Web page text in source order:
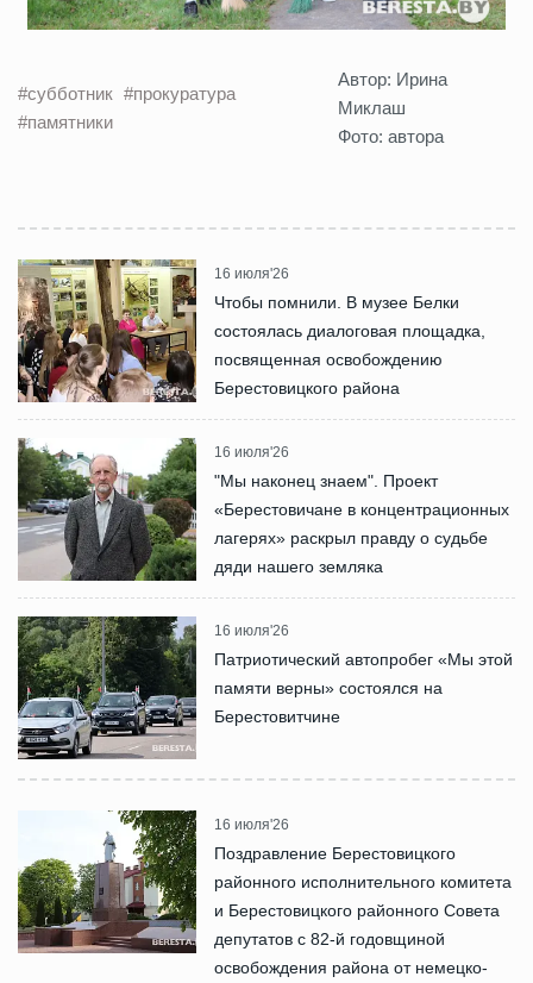
#субботник #прокуратура
#памятники
Автор: Ирина
Миклаш
Фото: автора
16 июля'26
Чтобы помнили. В музее Белки
состоялась диалоговая площадка,
посвященная освобождению
Берестовицкого района
16 июля'26
"Мы наконец знаем". Проект
«Берестовичане в концентрационных
лагерях» раскрыл правду о судьбе
дяди нашего земляка
16 июля'26
Патриотический автопробег «Мы этой
памяти верны» состоялся на
Берестовитчине
16 июля'26
Поздравление Берестовицкого
районного исполнительного комитета
и Берестовицкого районного Совета
депутатов с 82-й годовщиной
освобождения района от немецко-